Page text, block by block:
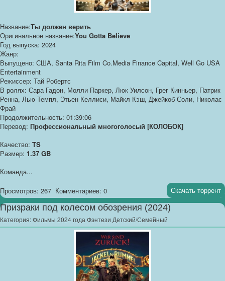
Название:Ты должен верить
Оригинальное название:You Gotta Believe
Год выпуска: 2024
Жанр:
Выпущено: США, Santa Rita Film Co.Media Finance Capital, Well Go USA
Entertainment
Режиссер: Тай Робертс
В ролях: Сара Гадон, Молли Паркер, Люк Уилсон, Грег Кинньер, Патрик
Ренна, Лью Темпл, Этьен Келлиси, Майкл Кэш, Джейкоб Соли, Николас
Фрай
Продолжительность: 01:39:06
Перевод: Профессиональный многоголосый [КОЛОБОК]
Качество: TS
Размер: 1.37 GB
Команда...
Просмотров: 267 Комментариев: 0 Скачать торрент
Призраки под колесом обозрения (2024)
Категория:Фильмы 2024 года Фэнтези Детский/Семейный